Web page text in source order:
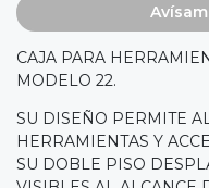
CAJA PARA
MODELO 22.
SU DISEÑO PERMITE
HERRAMIENTAS Y
SU DOBLE PISO